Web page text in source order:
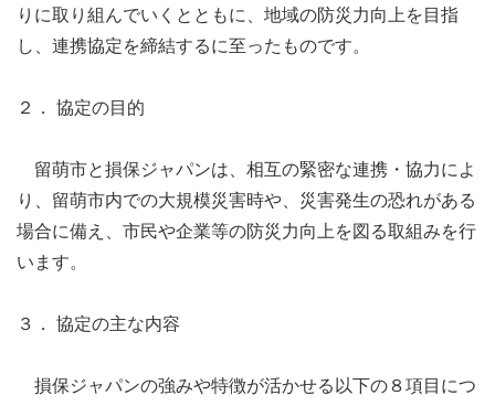
りに取り組んでいくとともに、地域の防災力向上を目指
し、連携協定を締結するに至ったものです。
２． 協定の目的
留萌市と損保ジャパンは、相互の緊密な連携・協力によ
り、留萌市内での大規模災害時や、災害発生の恐れがある
場合に備え、市民や企業等の防災力向上を図る取組みを行
います。
３． 協定の主な内容
損保ジャパンの強みや特徴が活かせる以下の８項目につ